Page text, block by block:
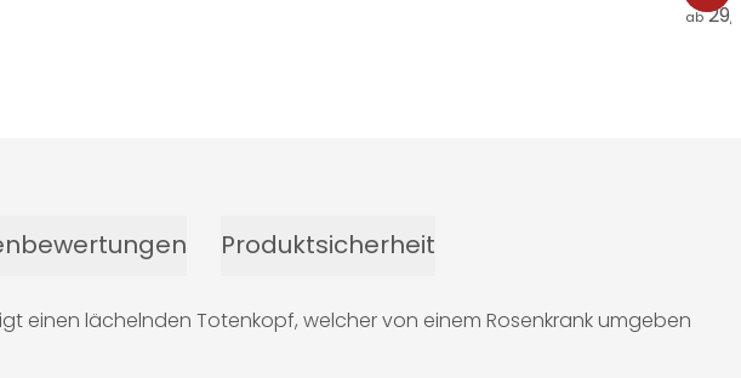
ab
Produktsicherheit
einen lächelnden Totenkopf, welcher von einem Rosenkrank umgeben